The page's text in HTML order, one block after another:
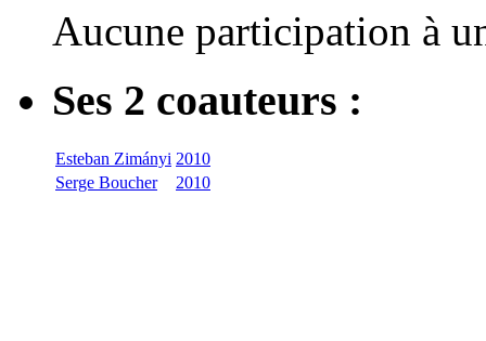
Aucune participation à
Ses 2 coauteurs :
Esteban Zimányi 2010
Serge Boucher
2010